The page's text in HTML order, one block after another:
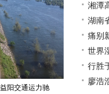
阳交通运力驰
湘潭
湖南
痛别
世界
行胜
廖浩